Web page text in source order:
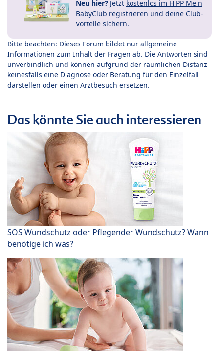
Neu hier? Jetzt kostenlos im HiPP Mein
BabyClub registrieren und deine Club-
Vorteile sichern.
Bitte beachten: Dieses Forum bildet nur allgemeine
Informationen zum Inhalt der Fragen ab. Die Antworten sind
unverbindlich und können aufgrund der räumlichen Distanz
keinesfalls eine Diagnose oder Beratung für den Einzelfall
darstellen oder einen Arztbesuch ersetzen.
Das könnte Sie auch interessieren
SOS Wundschutz oder Pflegender Wundschutz? Wann
benötige ich was?